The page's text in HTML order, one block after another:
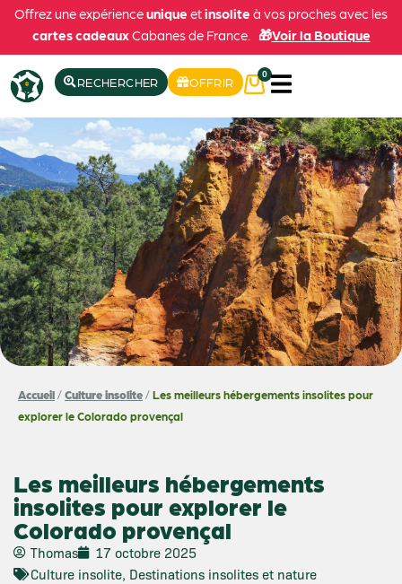
Offrez une expérienceunique etinsolite à vos proches avec les
cartes cadeauxCabanes de France. 🎁Voir la Boutique
RECHERCHER OFFRIR
0
Accueil/Culture insolite/Les meilleurs hébergements insolites pour
explorer le Colorado provençal
Les meilleurs hébergements
insolites pour explorer le
Colorado provençal
Thomas
17 octobre 2025
Culture insolite, Destinations insolites et nature